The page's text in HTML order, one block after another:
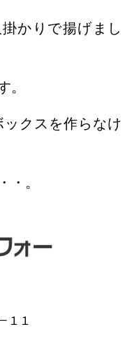
かりで揚げまし
。
クスを作らなけ
・。
１１